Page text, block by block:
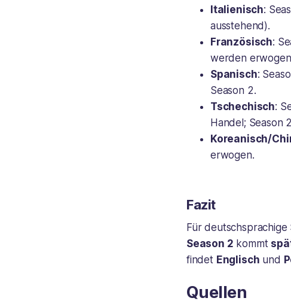
Italienisch:
ausstehend).
Französisch:
werden
Spanisch:
Season 2.
Tschechisch:
Handel; Season
Koreanisch/
erwogen.
Fazit
Für
Season 2 kommt
findet Englisch und
Quellen